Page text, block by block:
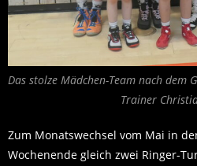
Das stolze Mädchen-Team nach dem
Trainer
Zum Monatswechsel vom Mai in
Wochenende gleich zwei Ringer-